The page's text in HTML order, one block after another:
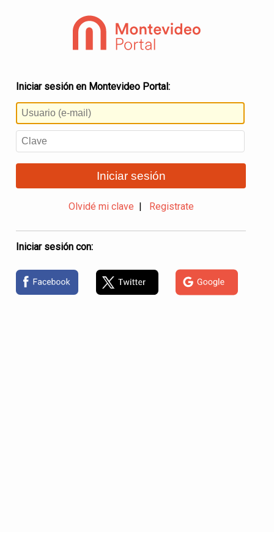
Iniciar sesión en Montevideo Portal:
Iniciar sesión
Olvidé mi clave Registrate
Iniciar sesión con: